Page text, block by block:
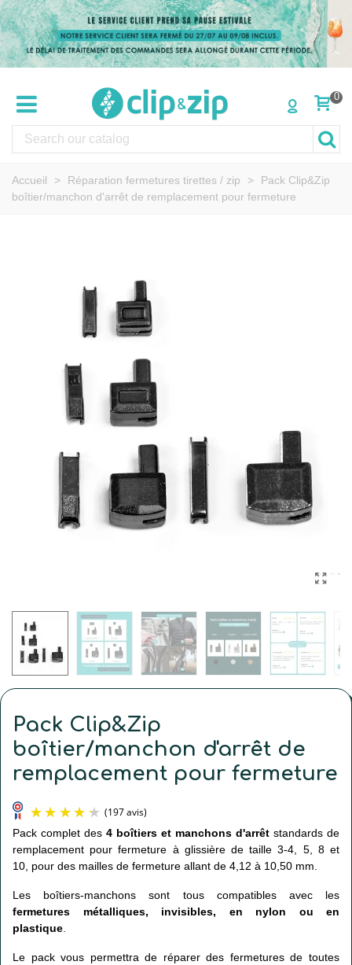
0
Accueil > Réparation fermetures tirettes / zip >
Pack Clip&Zip
boîtier/manchon d'arrêt de remplacement pour fermeture
Pack Clip&Zip
boîtier/manchon d'arrêt de
remplacement pour fermeture
(197 avis)
Pack complet des 4 boîtiers et manchons d'arrêt standards de
remplacement pour fermeture à glissière de taille 3-4, 5, 8 et
10, pour des mailles de fermeture allant de 4,12 à 10,50 mm.
Les boîtiers-manchons sont tous compatibles avec les
fermetures métalliques, invisibles, en nylon ou en
plastique
Le pack vous permettra de réparer des fermetures de toutes